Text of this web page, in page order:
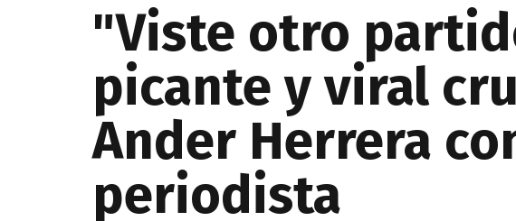
"Viste otro
picante y viral
Ander Herrera
periodista